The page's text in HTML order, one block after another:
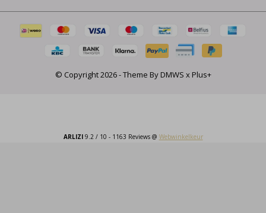
© Copyright2026- Theme ByDMWS x Plus+
ARLIZI9.2 / 10 - 1163 Reviews @ Webwinkelkeur